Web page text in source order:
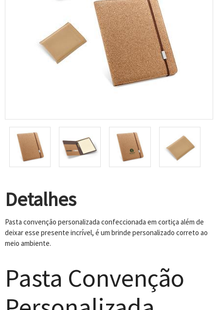
Detalhes
Pasta convenção personalizada confeccionada em cortiça além de
deixar esse presente incrível, é um brinde personalizado correto ao
meio ambiente.
Pasta Convenção